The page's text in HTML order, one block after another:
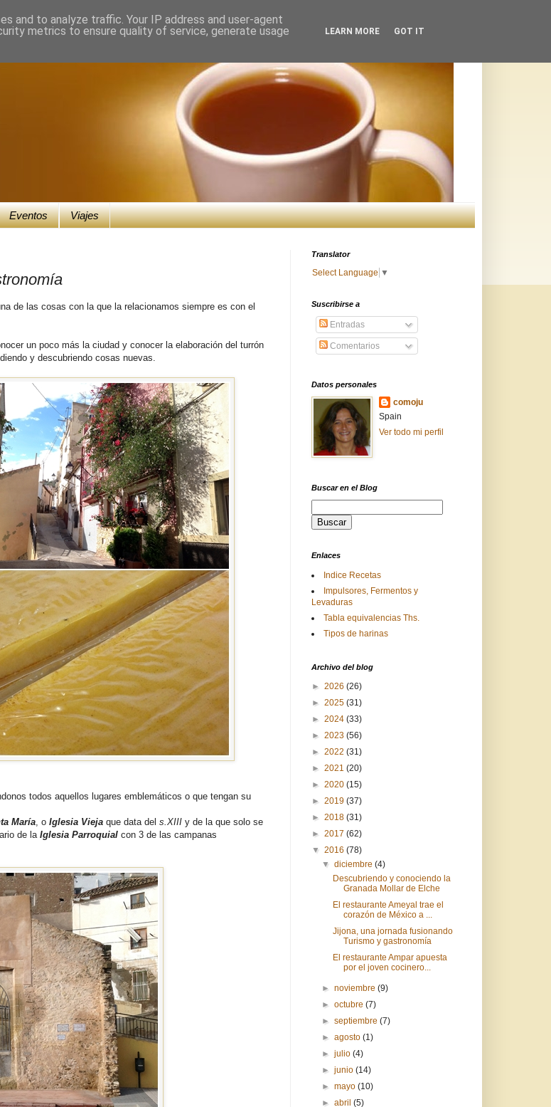
Eventos Viajes
de las cosas con la que la relacionamos siempre es con el
un poco más la ciudad y conocer la elaboración del turrón
y descubriendo cosas nuevas.
todos aquellos lugares emblemáticos o que tengan su
María , o Iglesia Vieja que data del s.XIII y de la que solo se
de la Iglesia Parroquial con 3 de las campanas
Translator
Select Language ▼
Suscribirse a
Entradas
Comentarios
Datos personales
comoju
Spain
Ver todo mi perfil
Buscar en el Blog
Enlaces
Indice Recetas
Impulsores, Fermentos y
Levaduras
Tabla equivalencias Ths.
Tipos de harinas
Archivo del blog
► 2026 (26)
► 2025 (31)
► 2024 (33)
► 2023 (56)
► 2022 (31)
► 2021 (20)
► 2020 (15)
► 2019 (37)
► 2018 (31)
► 2017 (62)
▼ 2016 (78)
▼diciembre(4)
Descubriendo y conociendo la
Granada Mollar de Elche
El restaurante Ameyal trae el
corazón de México a ...
Jijona, una jornada fusionando
Turismo y gastronomía
El restaurante Ampar apuesta
por el joven cocinero...
►noviembre(9)
►octubre(7)
►septiembre(7)
►agosto(1)
►julio(4)
►junio(14)
►mayo(10)
►abril(5)
and to analyze traffic. Your IP address and user-agent
metrics to ensure quality of service, generate usage
LEARN MORE GOT IT